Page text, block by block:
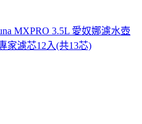
MXPRO 3.5L 愛奴娜濾水壺
家濾芯12入(共13芯)